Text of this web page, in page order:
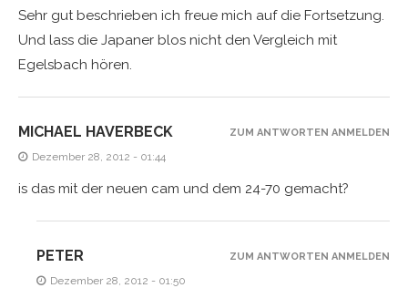
Sehr gut beschrieben ich freue mich auf die Fortsetzung.
Und lass die Japaner blos nicht den Vergleich mit
Egelsbach hören.
MICHAEL HAVERBECK
Dezember 28, 2012 - 01:44
is das mit der neuen cam und dem 24-70 gemacht?
ZUM ANTWORTEN ANMELDEN
PETER
Dezember 28, 2012 - 01:50
ZUM ANTWORTEN ANMELDEN